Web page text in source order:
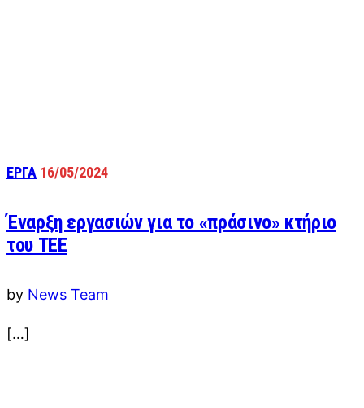
ΕΡΓΑ 16/05/2024
Έναρξη εργασιών για το «πράσινο» κτήριο
του ΤΕΕ
by News Team
[…]